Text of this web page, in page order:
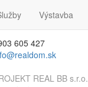
Výstavba
605 427
REAL BB s.r.o.